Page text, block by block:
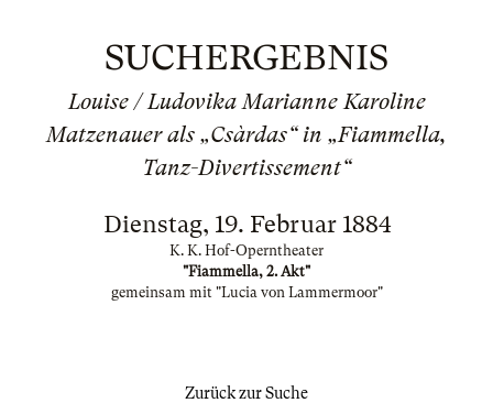
SUCHERGEBNIS
Louise / Ludovika Marianne Karoline
Matzenauer als „Csàrdas“ in „Fiammella,
Tanz-Divertissement“
Dienstag, 19. Februar 1884
K. K. Hof-Operntheater
"Fiammella, 2. Akt"
gemeinsam mit "Lucia von Lammermoor"
Zurück zur Suche